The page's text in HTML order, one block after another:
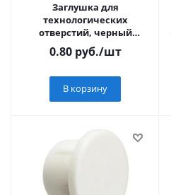
Заглушка для
технологических
отверстий, черный
никель, D5 мм
0.80руб./шт
В корзину